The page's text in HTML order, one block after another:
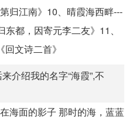
归江南》10、晴霞海西畔---
都，因寄元李二友》11、
文诗二首》
介绍我的名字“海霞”,不
海面的影子 那时的海，蓝蓝